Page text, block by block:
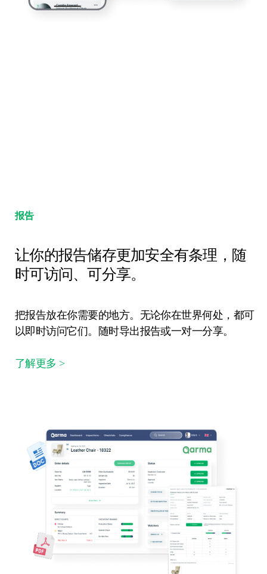
报告
让你的报告储存更加安全有条理，随
时可访问、可分享。
把报告放在你需要的地方。无论你在世界何处，都可
以即时访问它们。随时导出报告或一对一分享。
了解更多 >